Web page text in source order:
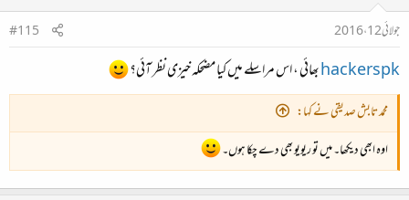
جولائی 12، 2016
#115
hackerspkبھائی ، اس مراسلے میں کیا مضحکہ خیزی نظر آئی؟
محمد تابش صدیقی نے کہا:
اوہ ابھی دیکھا۔ میں تو ریویو بھی دے چکا ہوں۔